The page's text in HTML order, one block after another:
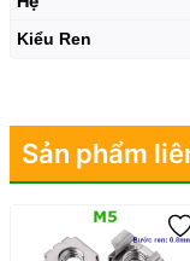
Kiểu Ren
Sản phẩm